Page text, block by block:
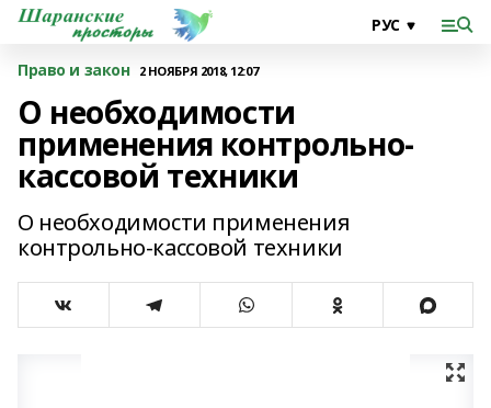
Право и закон 2 НОЯБРЯ 2018, 12:07
О необходимости
применения контрольно-
кассовой техники
О необходимости применения
контрольно-кассовой техники